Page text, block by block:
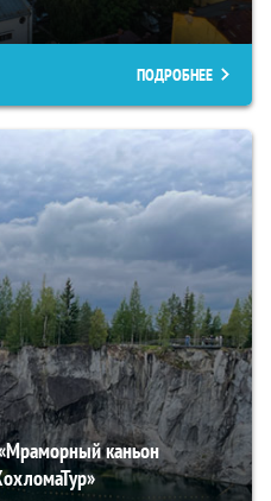
ПОДРОБНЕЕ
каньон